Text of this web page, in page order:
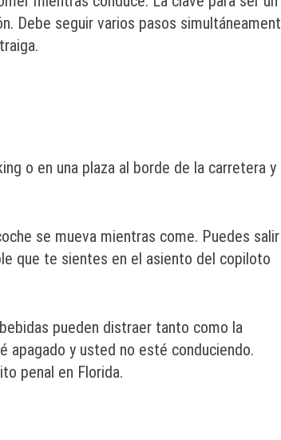
Debe seguir varios pasos
o en una plaza al borde de la carretera y
se mueva mientras come. Puedes salir
que te sientes en el asiento del copiloto
pueden distraer tanto como la
apagado y usted no esté conduciendo.
penal en Florida.